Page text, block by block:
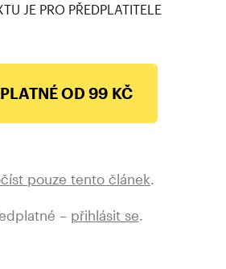
JE PRO PŘEDPLATITELE
OD 99 KČ
pouze tento článek
– přihlásit se